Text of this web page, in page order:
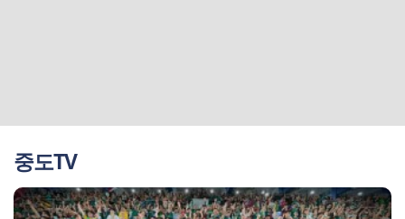
중도TV